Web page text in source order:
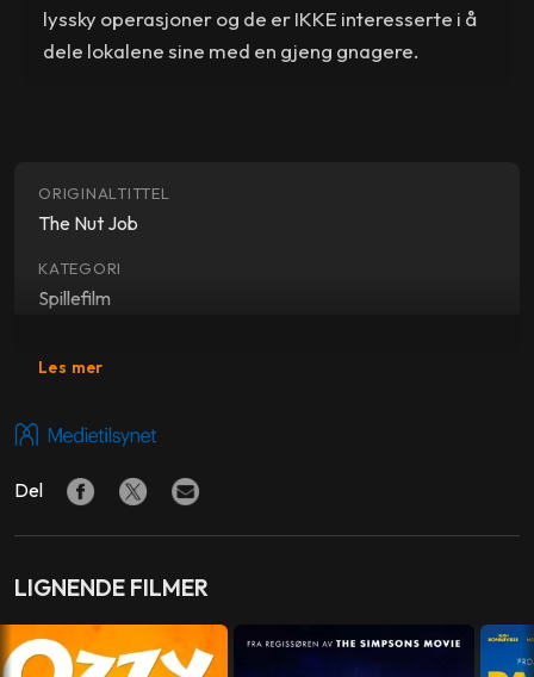
lyssky operasjoner og de er IKKE interesserte i å
dele lokalene sine med en gjeng gnagere.
ORIGINALTITTEL
The Nut Job
KATEGORI
Spillefilm
Barnefilm, animasjon
REGI
Woo-Kyung Jung,Graham Moloy
Peter Lepeniotis Lorne Cameron
Les mer
Del
LIGNENDE FILMER